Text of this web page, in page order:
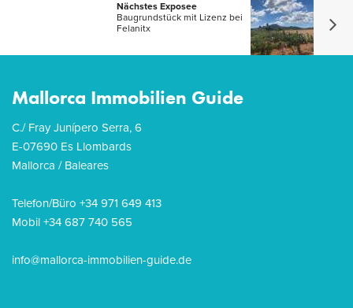
Nächstes Exposee
Baugrundstück mit Lizenz bei
Felanitx
Mallorca Immobilien Guide
C./ Fray Junípero Serra, 6
E-07690 Es Llombards
Mallorca / Baleares
Telefon/Büro +34 971 649 413
Mobil +34 687 740 565
info@mallorca-immobilien-guide.de